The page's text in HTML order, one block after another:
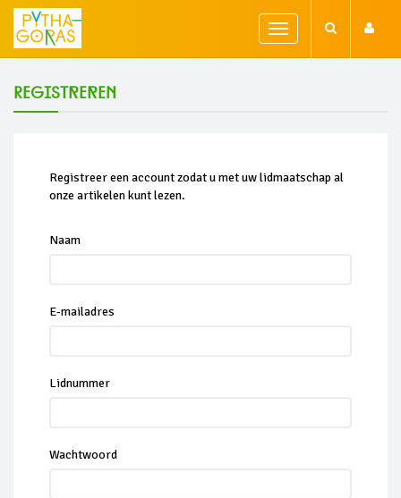
Toggle
navigation
Registreren
Registreer een account zodat u met uw lidmaatschap al
onze artikelen kunt lezen.
Naam
E-mailadres
Lidnummer
Wachtwoord